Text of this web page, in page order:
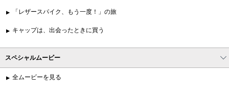
「レザースパイク、もう一度！」の旅
キャップは、出会ったときに買う
スペシャルムービー
全ムービーを見る